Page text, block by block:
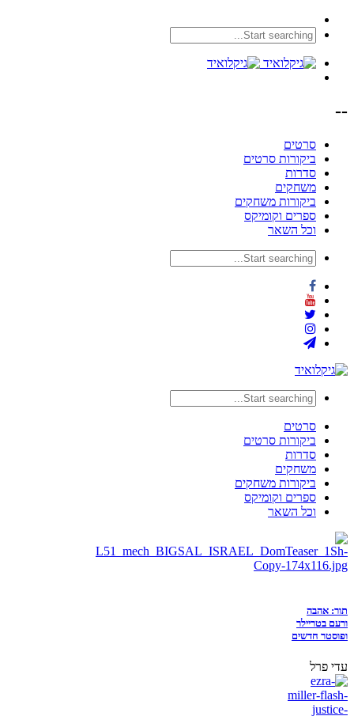
--
סרטים
ביקורות סרטים
סדרות
משחקים
ביקורות משחקים
ספרים וקומיקס
וכל השאר
סרטים
ביקורות סרטים
סדרות
משחקים
ביקורות משחקים
ספרים וקומיקס
וכל השאר
תור: אהבה
ורעם בטריילר
ופוסטר חדשים
עדי פרל